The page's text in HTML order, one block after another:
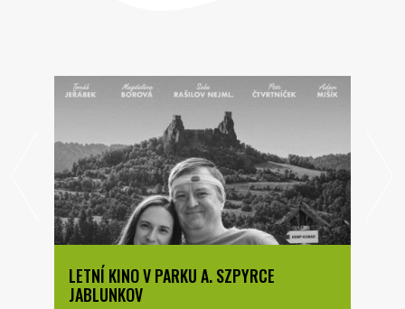
LETNÍ KINO V PARKU A. SZPYRCE
JABLUNKOV